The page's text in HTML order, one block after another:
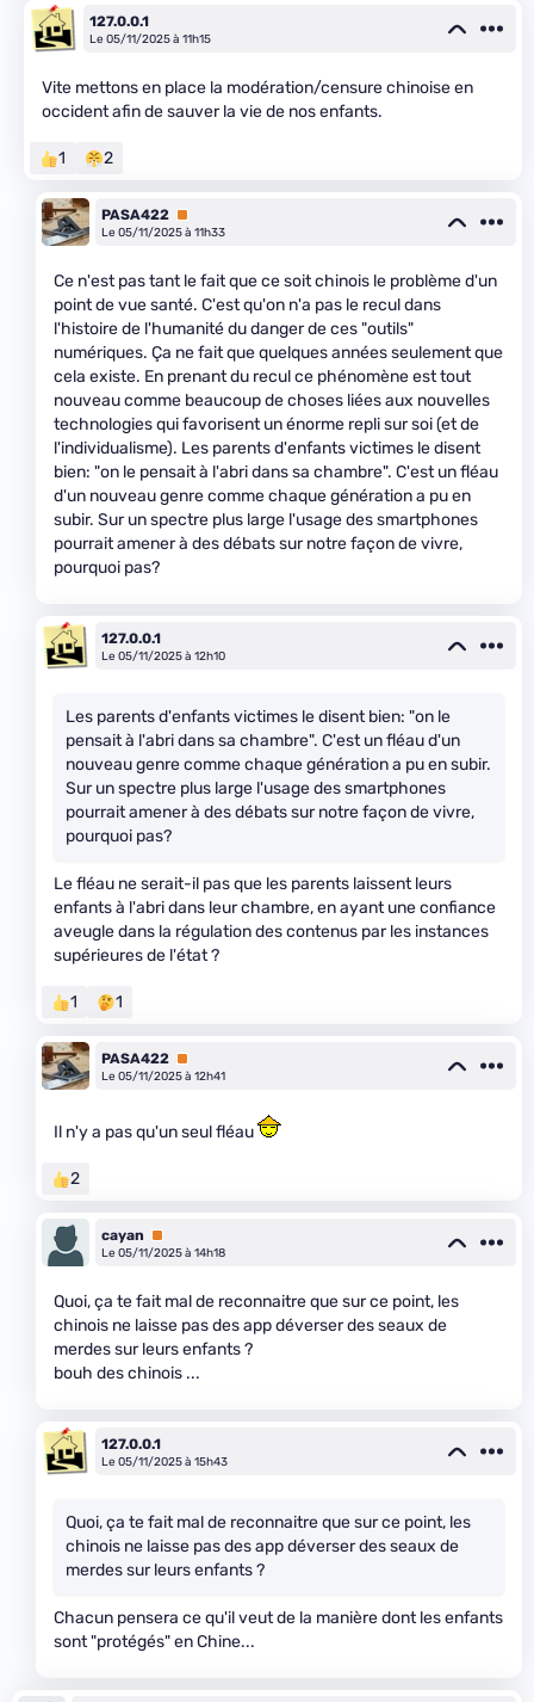
127.0.0.1
Le 05/11/2025 à 11h15
Vite mettons en place la modération/censure chinoise en
occident afin de sauver la vie de nos enfants.
1 2
PASA422 Premium
Le 05/11/2025 à 11h33
Ce n'est pas tant le fait que ce soit chinois le problème d'un
point de vue santé. C'est qu'on n'a pas le recul dans
l'histoire de l'humanité du danger de ces "outils"
numériques. Ça ne fait que quelques années seulement que
cela existe. En prenant du recul ce phénomène est tout
nouveau comme beaucoup de choses liées aux nouvelles
technologies qui favorisent un énorme repli sur soi (et de
l'individualisme). Les parents d'enfants victimes le disent
bien: "on le pensait à l'abri dans sa chambre". C'est un fléau
d'un nouveau genre comme chaque génération a pu en
subir. Sur un spectre plus large l'usage des smartphones
pourrait amener à des débats sur notre façon de vivre,
pourquoi pas?
127.0.0.1
Le 05/11/2025 à 12h10
Les parents d'enfants victimes le disent bien: "on le
pensait à l'abri dans sa chambre". C'est un fléau d'un
nouveau genre comme chaque génération a pu en subir.
Sur un spectre plus large l'usage des smartphones
pourrait amener à des débats sur notre façon de vivre,
pourquoi pas?
Le fléau ne serait-il pas que les parents laissent leurs
enfants à l'abri dans leur chambre, en ayant une confiance
aveugle dans la régulation des contenus par les instances
supérieures de l'état ?
1 1
PASA422 Premium
Le 05/11/2025 à 12h41
Il n'y a pas qu'un seul fléau
2
cayan
Premium
Le 05/11/2025 à 14h18
Quoi, ça te fait mal de reconnaitre que sur ce point, les
chinois ne laisse pas des app déverser des seaux de
merdes sur leurs enfants ?
bouh des chinois ...
127.0.0.1
Le 05/11/2025 à 15h43
Quoi, ça te fait mal de reconnaitre que sur ce point, les
chinois ne laisse pas des app déverser des seaux de
merdes sur leurs enfants ?
Chacun pensera ce qu'il veut de la manière dont les enfants
sont "protégés" en Chine...